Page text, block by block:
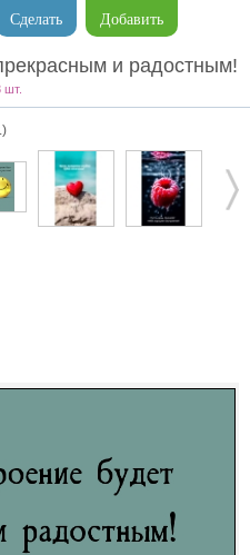
Добавить
Сделать
и радостным!
шт.